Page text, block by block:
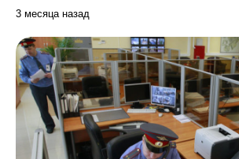
3 месяца назад